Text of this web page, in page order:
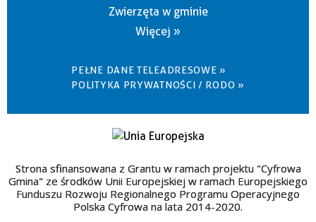
Zwierzęta w gminie
Więcej »
PEŁNE DANE TELEADRESOWE »
POLITYKA PRYWATNOŚCI / RODO »
Strona sfinansowana z Grantu w ramach projektu "Cyfrowa
Gmina" ze środków Unii Europejskiej w ramach Europejskiego
Funduszu Rozwoju Regionalnego Programu Operacyjnego
Polska Cyfrowa na lata 2014-2020.